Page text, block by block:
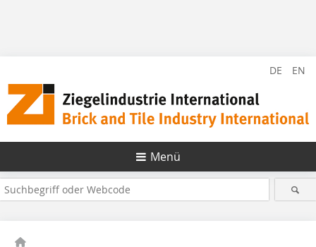
DE EN
Menü